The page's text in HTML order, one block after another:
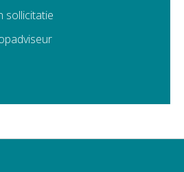
sollicitatie